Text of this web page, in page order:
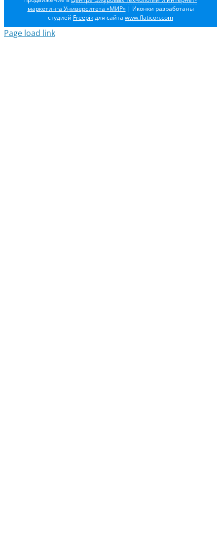
маркетинга Университета «МИР»| Иконки разработаны
студией Freepikдля сайта www.flaticon.com
Page load link